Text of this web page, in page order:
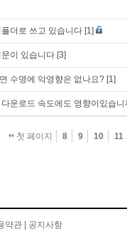
더로 쓰고 있습니다 [1]
이 있습니다 [3]
수명에 악영향은 없나요? [1]
운로드 속도에도 영향이있습니
첫 페이지 8 9 10 11
약관 공지사항